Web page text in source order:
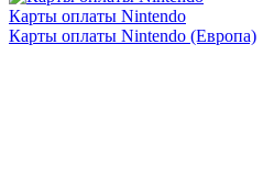
Карты оплаты Nintendo
Карты оплаты Nintendo (Европа)